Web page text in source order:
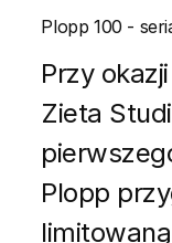
Plopp 100 -
Przy
Zieta
Plopp